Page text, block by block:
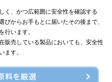
く、かつ広範囲に安全性を確認する
びからお手もとに届いたその後まで、
行います。
販売している製品においても、安全性
ます。